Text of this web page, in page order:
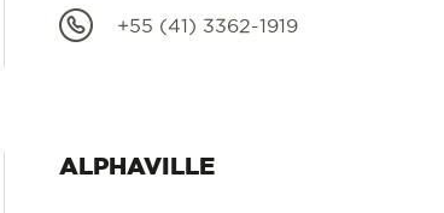
+55 (41) 3362-1919
ALPHAVILLE